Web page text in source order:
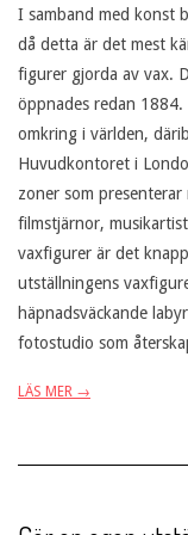
I samband med konst
då detta är det mest
figurer gjorda av vax.
öppnades redan
omkring i världen,
Huvudkontoret i
zoner som
filmstjärnor,
vaxfigurer är det
utställningens
häpnadsväckande
fotostudio som
LÄS MER →